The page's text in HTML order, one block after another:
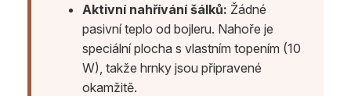
Aktivní nahřívání šálků: Žádné
pasivní teplo od bojleru. Nahoře je
speciální plocha s vlastním topením (10
W), takže hrnky jsou připravené
okamžitě.